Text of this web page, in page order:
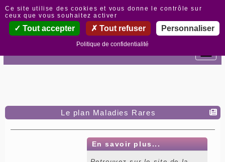
Le plan Maladies Rares
En savoir plus...
Panneau de gestion des cookies
Ce site utilise des cookies et vous donne le contrôle sur
ceux que vous souhaitez activer
Tout accepter Tout refuser Personnaliser
Politique de confidentialité